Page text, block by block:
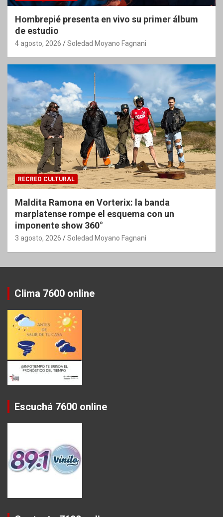
Hombrepié presenta en vivo su primer álbum
de estudio
4 agosto, 2026 Soledad Moyano Fagnani
RECREO CULTURAL
Maldita Ramona en Vorterix: la banda
marplatense rompe el esquema con un
imponente show 360°
3 agosto, 2026 Soledad Moyano Fagnani
Clima 7600 online
Escuchá 7600 online